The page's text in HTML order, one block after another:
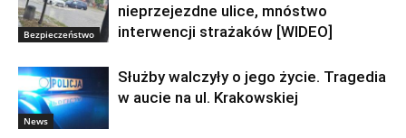
Bezpieczeństwo
nieprzejezdne ulice, mnóstwo
interwencji strażaków [WIDEO]
News
Służby walczyły o jego życie. Tragedia
w aucie na ul. Krakowskiej